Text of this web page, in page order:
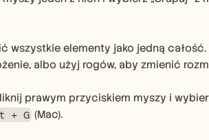
wszystkie elementy jako jedną
albo użyj rogów, aby zmienić
prawym przyciskiem myszy i
+ G (Mac).